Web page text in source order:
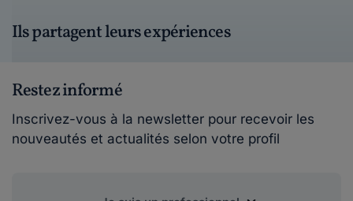
Ils partagent leurs expériences
Restez informé
Inscrivez-vous à la newsletter pour recevoir les
nouveautés et actualités selon votre profil